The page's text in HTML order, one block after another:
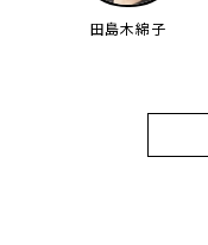
田島木綿子